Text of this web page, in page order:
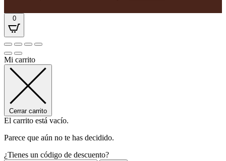
0
Mi carrito
Cerrar carrito
El carrito está vacío.
Parece que aún no te has decidido.
¿Tienes un código de descuento?